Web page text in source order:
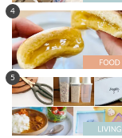
4
5